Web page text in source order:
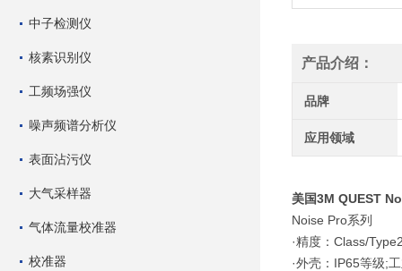
中子检测仪
核素识别仪
工频场强仪
噪声频谱分析仪
表面沾污仪
大气采样器
气体流量校准器
校准器
产品介绍：
品牌
应用领域
美国3M QUEST
Noise Pro系列
·精度：Class/
·外壳：IP65等级;